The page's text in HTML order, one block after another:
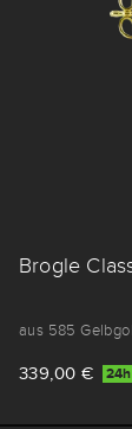
Brogle
aus 585
339,00 € 24h